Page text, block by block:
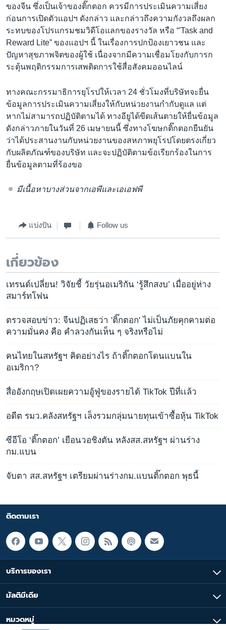
ของจีน ซึ่งเป็นเจ้าของติ๊กตอก ควรมีการประเมินความเสี่ยง
ก่อนการเปิดตัวแอปฯ ดังกล่าว และกล่าวถึงความกังวลถึงผลก
ระทบของโปรแกรมชมวิดีโอแลกของรางวัล หรือ “'Task and
Reward Lite” ของแอปฯ นี้ ในเรื่องการปกป้องเยาวชน และ
ปัญหาสุขภาพจิตของผู้ใช้ เนื่องจากมีความเชื่อมโยงกับการก
ระตุ้นพฤติกรรมการเสพติดการใช้สื่อสังคมออนไลน์
ทางคณะกรรมาธิการยุโรปให้เวลา 24 ชั่วโมงที่บริษัทจะยื่น
ข้อมูลการประเมินความเสี่ยงให้กับหน่วยงานกำกับดูแล แต่
หากไม่สามารถปฏิบัติตามได้ ทางอียูได้ขีดเส้นตายให้ยื่นข้อมูล
ดังกล่าวภายในวันที่ 26 เมษายนนี้ ซึ่งทางโฆษกติ๊กตอกยืนยัน
ว่าได้ประสานงานกับหน่วยงานของสหภาพยุโรปโดยตรงเกี่ยว
กับผลิตภัณฑ์ของบริษัท และจะปฏิบัติตามข้อเรียกร้องในการ
ยื่นข้อมูลตามที่ร้องขอ
มีเนื้อหาบางส่วนจากเอพีและเอเอฟพี
แบ่งปัน Follow us
เกี่ยวข้อง
เทรนด์เปลี่ยน! วิจัยชี้ วัยรุ่นอเมริกัน ‘รู้สึกสงบ’ เมื่ออยู่ห่าง
สมาร์ทโฟน
ตรวจสอบข่าว: จีนปฏิเสธว่า 'ติ๊กตอก' ไม่เป็นภัยคุกคามต่อ
ความมั่นคง คือ คำลวงกันเห็น ๆ จริงหรือไม่
คนไทยในสหรัฐฯ คิดอย่างไร ถ้าติ๊กตอกโดนแบนใน
อเมริกา?
สื่ออังกฤษเปิดเผยความอู้ฟู่ของรายได้ TikTok ปีที่เเล้ว
อดีต รมว.คลังสหรัฐฯ เล็งรวมกลุ่มนายทุนเข้าซื้อหุ้น TikTok
ซีอีโอ ‘ติ๊กตอก’ เยือนวอชิงตัน หลังสส.สหรัฐฯ ผ่านร่าง
กม.แบน
จับตา สส.สหรัฐฯ เตรียมผ่านร่างกม.แบนติ๊กตอก พุธนี้
ติดตามเรา
บริการของเรา
มัลติมีเดีย
หมวดหมู่